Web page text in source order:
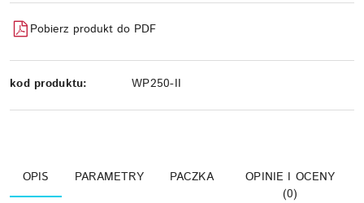
Pobierz produkt do PDF
kod produktu: WP250-II
OPIS PARAMETRY PACZKA
OPINIE I OCENY
(0)